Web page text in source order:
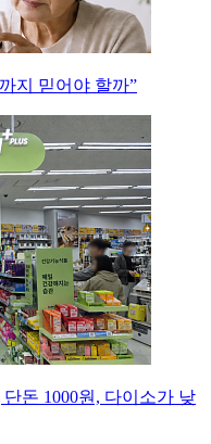
지 믿어야 할까”
돈 1000원, 다이소가 낮